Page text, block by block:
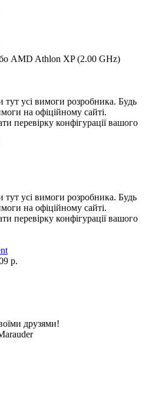
AMD Athlon XP (2.00 GHz)
тут усі вимоги розробника. Будь
на офіційному сайті.
перевірку конфігурації вашого
тут усі вимоги розробника. Будь
на офіційному сайті.
перевірку конфігурації вашого
р.
друзями!